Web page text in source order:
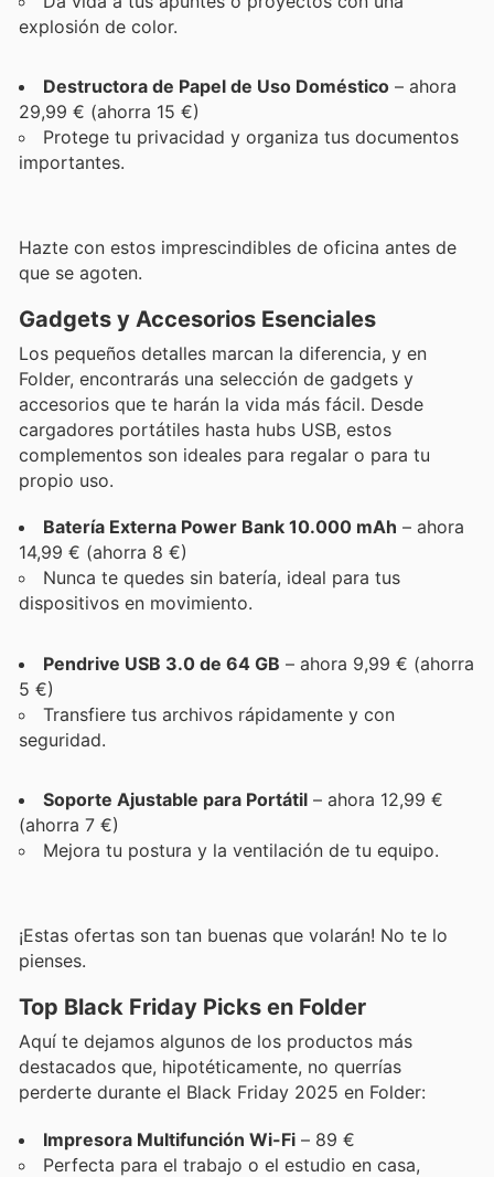
explosión de color.
Destructora de Papel de Uso Doméstico – ahora
29,99 € (ahorra 15 €)
Protege tu privacidad y organiza tus documentos
importantes.
Hazte con estos imprescindibles de oficina antes de
que se agoten.
Gadgets y Accesorios Esenciales
Los pequeños detalles marcan la diferencia, y en
Folder, encontrarás una selección de gadgets y
accesorios que te harán la vida más fácil. Desde
cargadores portátiles hasta hubs USB, estos
complementos son ideales para regalar o para tu
propio uso.
Batería Externa Power Bank 10.000 mAh – ahora
14,99 € (ahorra 8 €)
Nunca te quedes sin batería, ideal para tus
dispositivos en movimiento.
Pendrive USB 3.0 de 64 GB – ahora 9,99 € (ahorra
5 €)
Transfiere tus archivos rápidamente y con
seguridad.
Soporte Ajustable para Portátil – ahora 12,99 €
(ahorra 7 €)
Mejora tu postura y la ventilación de tu equipo.
¡Estas ofertas son tan buenas que volarán! No te lo
pienses.
Top Black Friday Picks en Folder
Aquí te dejamos algunos de los productos más
destacados que, hipotéticamente, no querrías
perderte durante el Black Friday 2025 en Folder:
Impresora Multifunción Wi-Fi – 89 €
Perfecta para el trabajo o el estudio en casa,